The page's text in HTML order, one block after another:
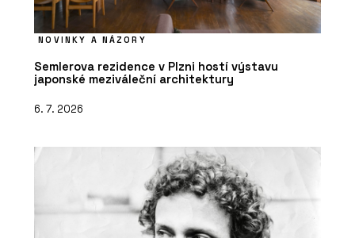
NOVINKY A NÁZORY
Semlerova rezidence v Plzni hostí výstavu
japonské meziváleční architektury
6. 7. 2026